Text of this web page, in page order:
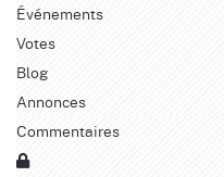
Événements
Votes
Blog
Annonces
Commentaires